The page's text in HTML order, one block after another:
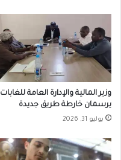
وزير المالية والإدارة العامة للغابات
يرسمان خارطة طريق جديدة
يوليو 31, 2026